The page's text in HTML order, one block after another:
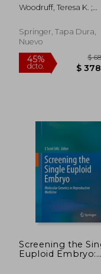
45%
Sharing
and Building
Disciplines (en
Woodruff, Teresa K. ;
Waimey, Kate E.
Springer, Tapa Dura,
Nuevo
Screening the
Euploid Embryo: